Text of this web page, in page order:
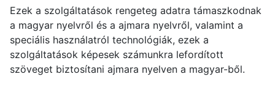
Ezek a szolgáltatások rengeteg adatra támaszkodnak
a magyar nyelvről és a ajmara nyelvről, valamint a
speciális használatról technológiák, ezek a
szolgáltatások képesek számunkra lefordított
szöveget biztosítani ajmara nyelven a magyar-ből.